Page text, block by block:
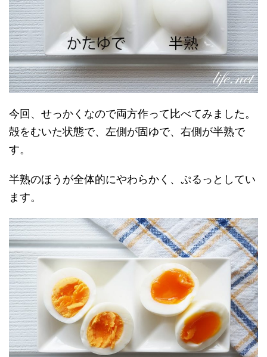
今回、せっかくなので両方作って比べてみました。
殻をむいた状態で、左側が固ゆで、右側が半熟で
す。
半熟のほうが全体的にやわらかく、ぷるっとしてい
ます。